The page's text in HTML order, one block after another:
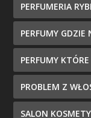
PERFUMERIA
PERFUMY GDZIE
PERFUMY
PROBLEM Z
SALON